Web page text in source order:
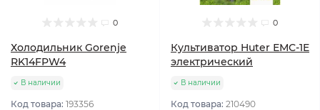
0
Холодильник Gorenje
RK14FPW4
В наличии
Код товара: 193356
0
Культиватор Huter ЕМС-1E
электрический
В наличии
Код товара: 210490